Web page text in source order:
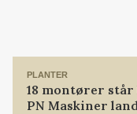
PLANTER
18 montører står
PN Maskiner